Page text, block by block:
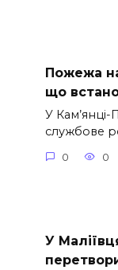
Пожежа
що
У
службове
0 0
У